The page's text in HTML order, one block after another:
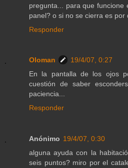
pregunta... para que
panel? o si no se cierra es por
Responder
Oloman
19/4/07, 0:27
En la pantalla de los ojos
cuestión de saber
paciencia...
Responder
Anónimo 19/4/07, 0:30
alguna ayuda con la
seis puntos? miro por el